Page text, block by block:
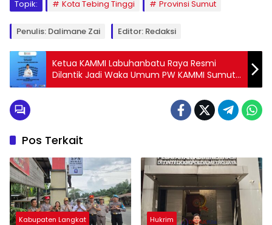
Topik: Kota Tebing Tinggi Provinsi Sumut
Penulis: Dalimane Zai Editor: Redaksi
Ketua KAMMI Labuhanbatu Raya Resmi
Dilantik Jadi Waka Umum PW KAMMI Sumut
2025–2027
Pos Terkait
Kabupaten Langkat Hukrim